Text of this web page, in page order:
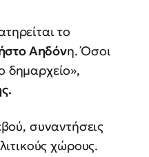
το
Αηδόνη. Όσοι
δημαρχείο»,
συναντήσεις
χώρους.